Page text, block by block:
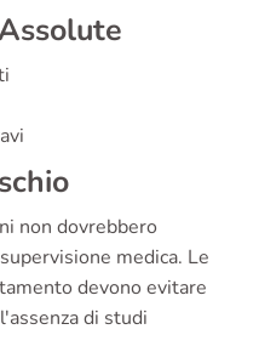
non dovrebbero
medica. Le
devono evitare
di studi